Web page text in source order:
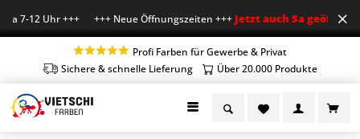
7-12 Uhr +++ +++ Neue Öffnungszeiten +++Jetzt auch Sa geöffnet +++
Profi Farben für Gewerbe & Privat
Sichere & schnelle Lieferung
Über 20.000 Produkte